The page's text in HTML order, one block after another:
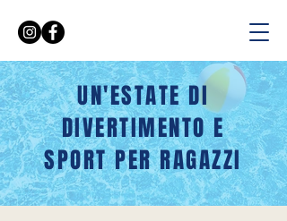
UN'ESTATE DI
DIVERTIMENTO E
SPORT PER RAGAZZI